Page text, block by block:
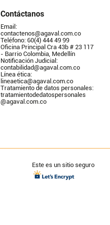
Contáctanos
Email:
contactenos@agaval.com.co
Teléfono: 60(4) 444 49 99
Oficina Principal Cra 43b # 23 117
- Barrio Colombia, Medellín
Notificación Judicial:
contabilidad@agaval.com.co
Línea ética:
lineaetica@agaval.com.co
Tratamiento de datos personales:
tratamientodedatospersonales
@agaval.com.co
Este es un sitio seguro